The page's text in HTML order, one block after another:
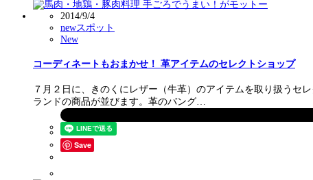
2014/9/4
newスポット
New
コーディネートもおまかせ！ 革アイテムのセレクトショップ
７月２日に、きのくにレザー（牛革）のアイテムを取り扱うセ
ランドの商品が並びます。革のバング…
Save